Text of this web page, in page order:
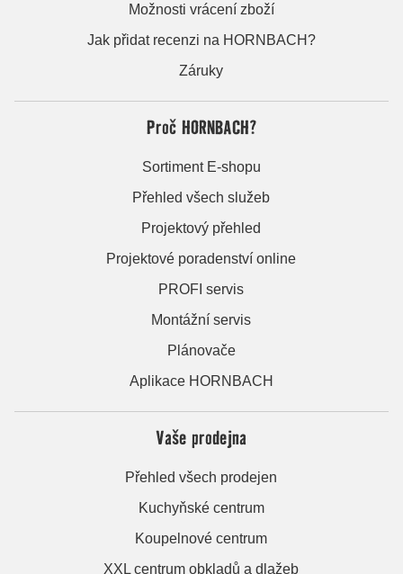
Možnosti vrácení zboží
Jak přidat recenzi na HORNBACH?
Záruky
Proč HORNBACH?
Sortiment E-shopu
Přehled všech služeb
Projektový přehled
Projektové poradenství online
PROFI servis
Montážní servis
Plánovače
Aplikace HORNBACH
Vaše prodejna
Přehled všech prodejen
Kuchyňské centrum
Koupelnové centrum
XXL centrum obkladů a dlažeb